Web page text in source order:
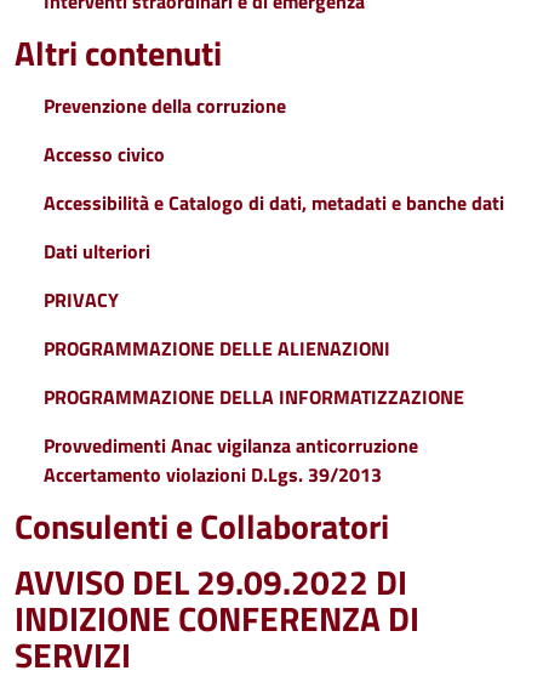
Altri contenuti
Prevenzione della corruzione
Accesso civico
Accessibilità e Catalogo di dati, metadati e banche dati
Dati ulteriori
PRIVACY
PROGRAMMAZIONE DELLE ALIENAZIONI
PROGRAMMAZIONE DELLA INFORMATIZZAZIONE
Provvedimenti Anac vigilanza anticorruzione
Accertamento violazioni D.Lgs. 39/2013
Consulenti e Collaboratori
AVVISO DEL 29.09.2022 DI
INDIZIONE CONFERENZA DI
SERVIZI